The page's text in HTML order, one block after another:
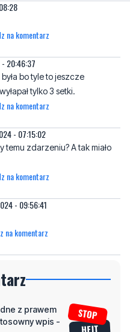
na komentarz
- 20:46:37
bo tyle to jeszcze
tylko 3 setki.
na komentarz
- 07:15:02
temu zdarzeniu? A tak miało
na komentarz
- 09:56:41
na komentarz
z prawem
wpis -